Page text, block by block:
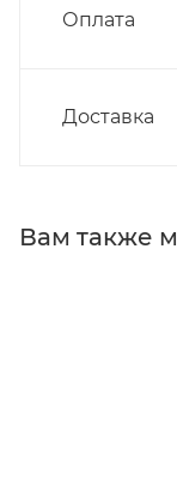
Оплата
Доставка
Вам также